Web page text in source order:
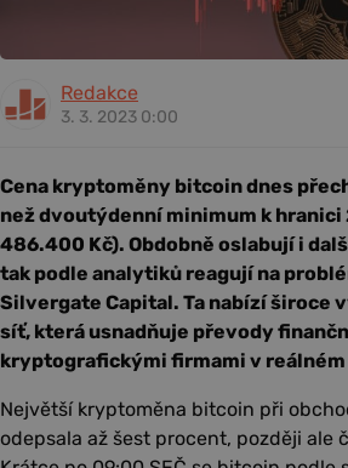
Redakce
3. 3. 2023 0:00
Cena kryptoměny bitcoin dnes
než dvoutýdenní minimum k hranici
486.400 Kč). Obdobně oslabují i
tak podle analytiků reagují na
Silvergate Capital. Ta nabízí široce
síť, která usnadňuje převody
kryptografickými firmami v reálném
Největší kryptoměna bitcoin při
odepsala až šest procent, později ale